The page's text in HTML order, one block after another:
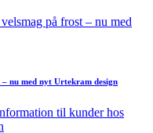
– nu med nyt Urtekram design